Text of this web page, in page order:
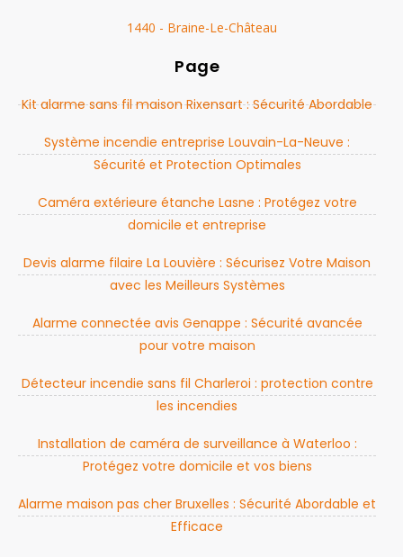
1440 - Braine-Le-Château
Page
Kit alarme sans fil maison Rixensart : Sécurité Abordable
Système incendie entreprise Louvain-La-Neuve :
Sécurité et Protection Optimales
Caméra extérieure étanche Lasne : Protégez votre
domicile et entreprise
Devis alarme filaire La Louvière : Sécurisez Votre Maison
avec les Meilleurs Systèmes
Alarme connectée avis Genappe : Sécurité avancée
pour votre maison
Détecteur incendie sans fil Charleroi : protection contre
les incendies
Installation de caméra de surveillance à Waterloo :
Protégez votre domicile et vos biens
Alarme maison pas cher Bruxelles : Sécurité Abordable et
Efficace